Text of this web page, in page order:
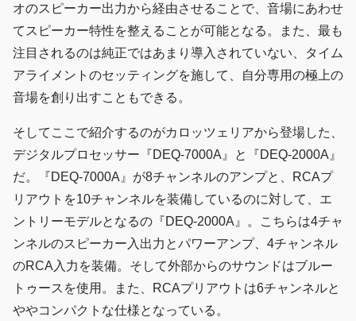
オのスピーカー出力から経由させることで、音場にあわせ
てスピーカー特性を整えることが可能となる。また、最も
注目されるのは純正ではあまり導入されていない、タイム
アライメントのセッティングを施して、自分専用の極上の
音場を創り出すこともできる。
そしてここで紹介するのがカロッツェリアから登場した、
デジタルプロセッサー『DEQ-7000A』と『DEQ-2000A』
だ。『DEQ-7000A』が8チャンネルのアンプと、RCAプ
リアウトを10チャンネルを装備しているのに対して、エ
ントリーモデルとなるの『DEQ-2000A』。こちらは4チャ
ンネルのスピーカー入出力とパワーアンプ、4チャンネル
のRCA入力を装備。そして外部からのサウンドはブルー
トゥースを使用。また、RCAプリアウトは6チャンネルと
ややコンパクトな仕様となっている。